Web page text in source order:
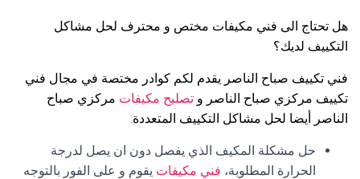
هل تحتاج الى فني مكيفات مختص و محترف لحل مشاكل
التكييف لديك؟
فني تكييف صباح الناصر يقدم لكم كوادر مختصة في مجال فني
تكييف مركزي صباح الناصر و تصليح مكيفات مركزي صباح
الناصر أيضا لحل مشاكل التكييف المتعددة:
حل مشكلة المكيف الذي يفصل دون ان يصل لدرجة
الحرارة المطلوبة، فني مكيفات يقوم و على الفور بالتوجه